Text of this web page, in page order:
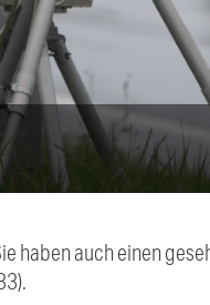
haben auch einen